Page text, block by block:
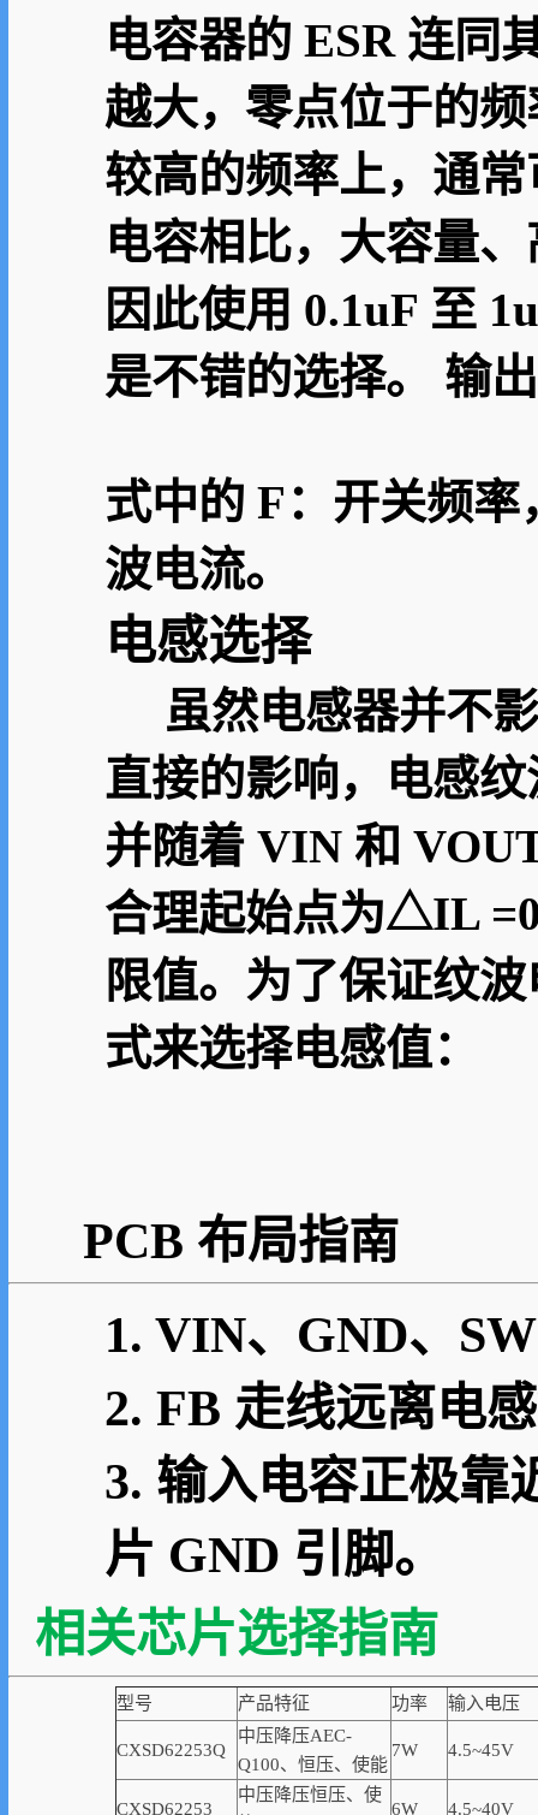
电容器的 ESR 连同
越大，零点位于的
较高的频率上，通
电容相比，大容量
因此使用 0.1uF 至
是不错的选择。 输
式中的 F：开关频
波电流。
电感选择
虽然电感器并不影
直接的影响，电感
并随着 VIN 和
合理起始点为△IL
限值。为了保证纹
式来选择电感值：
PCB 布局指南
1. VIN、GND、
2. FB 走线远离电
3. 输入电容正极靠
片 GND 引脚。
相关芯片选择指南
型号 产品特征 功率 输入电压
CXSD62253Q
中压降压AEC-
Q100、恒压、使能
7W 4.5~45V
CXSD62253
中压降压恒压、使
6W 4.5~40V